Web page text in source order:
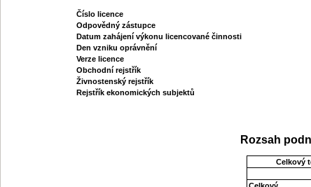
Číslo licence
Odpovědný zástupce
Datum zahájení výkonu licencované činnosti
Den vzniku oprávnění
Verze licence
Obchodní rejstřík
Živnostenský rejstřík
Rejstřík ekonomických subjektů
Rozsah
Celkový